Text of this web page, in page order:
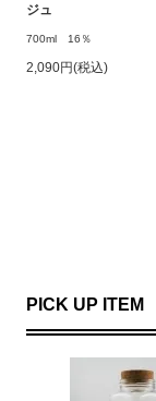
ジュ
700ml 16％
2,090円(税込)
PICK UP ITEM